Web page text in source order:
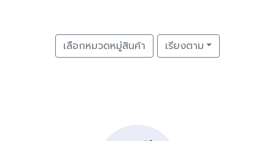
เลือกหมวดหมู่สินค้า เรียงตาม